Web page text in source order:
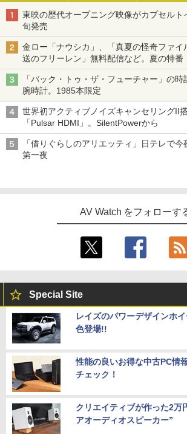
東映の歴代オープニング映像がカプセルト
旬発売
金ロー「ナウシカ」、「真夏の怪奇ファイ
送のフリーレン」無料配信など。夏の特番
「バック・トゥ・ザ・フューチャー」の
腕時計。1985本限定
世界初アクティブノイズキャンセリングII
「Pulsar HDMI」。SilentPowerから
「借りぐらしのアリエッティ」日テレで
第一夜
AV Watch をフォローす
Special Site
レイズのパワーデザインホ
色登場!!
性能の良いお得な中古PC情
チェック！
クリエイティブが作った2万
アオーディオスピーカー”